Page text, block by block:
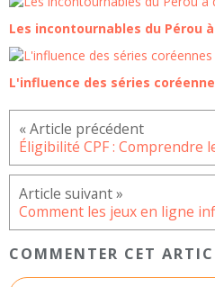
Les incontournables du Pérou
L'influence des séries
Éligibilité CPF : Comprendre
COMMENTER CET